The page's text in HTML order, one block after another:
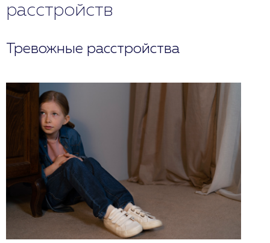
расстройств
Тревожные расстройства